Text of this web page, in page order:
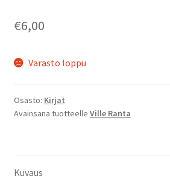
€6,00
Varasto loppu
Osasto: Kirjat
Avainsana tuotteelle Ville Ranta
Kuvaus